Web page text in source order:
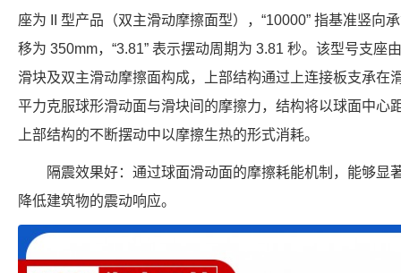
座为 II 型产品（双主滑动摩擦面型），“10000” 指基准竖向
移为 350mm，“3.81” 表示摆动周期为 3.81 秒。该型号支座
滑块及双主滑动摩擦面构成，上部结构通过上连接板支承在
平力克服球形滑动面与滑块间的摩擦力，结构将以球面中心
上部结构的不断摆动中以摩擦生热的形式消耗。
隔震效果好：通过球面滑动面的摩擦耗能机制，能够显
降低建筑物的震动响应。